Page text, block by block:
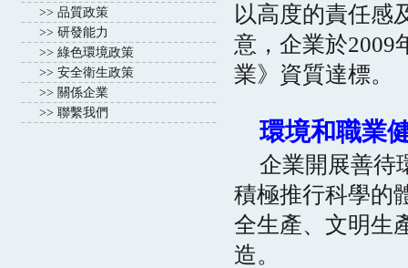
>> 品質政策
>> 研發能力
>> 綠色環境政策
>> 安全衛生政策
>> 關係企業
>> 聯繫我們
以高度的責任感
意，企業於2009
業》資質達標。
環境和職業
企業開展善待
積極推行科學的
全生產、文明生
造。